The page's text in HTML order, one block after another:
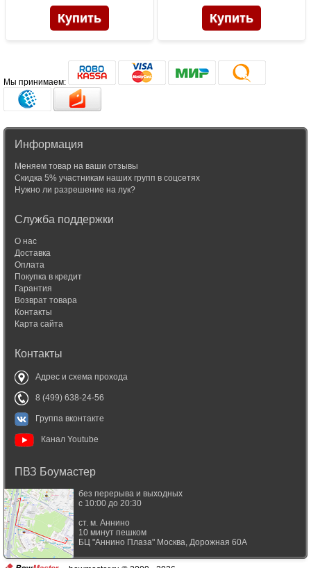
Мы принимаем:
Информация
Меняем товар на ваши отзывы
Скидка 5% участникам наших групп в соцсетях
Нужно ли разрешение на лук?
Служба поддержки
О нас
Доставка
Оплата
Покупка в кредит
Гарантия
Возврат товара
Контакты
Карта сайта
Контакты
Адрес и схема прохода
8 (499) 638-24-56
Группа вконтакте
Канал Youtube
ПВЗ Боумастер
без перерыва и выходных
с 10:00 до 20:30
ст. м. Аннино
10 минут пешком
БЦ "Аннино Плаза" Москва Дорожная 60А